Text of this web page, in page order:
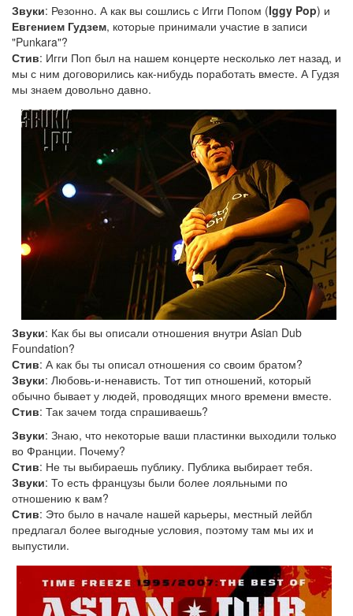
Звуки: Резонно. А как вы сошлись с Игги Попом (Iggy Pop) и
Евгением Гудзем, которые принимали участие в записи
"Punkara"?
Стив: Игги Поп был на нашем концерте несколько лет назад, и
мы с ним договорились как-нибудь поработать вместе. А Гудзя
мы знаем довольно давно.
Звуки: Как бы вы описали отношения внутри Asian Dub
Foundation?
Стив: А как бы ты описал отношения со своим братом?
Звуки: Любовь-и-ненависть. Тот тип отношений, который
обычно бывает у людей, проводящих много времени вместе.
Стив: Так зачем тогда спрашиваешь?
Звуки: Знаю, что некоторые ваши пластинки выходили только
во Франции. Почему?
Стив: Не ты выбираешь публику. Публика выбирает тебя.
Звуки: То есть французы были более лояльными по
отношению к вам?
Стив: Это было в начале нашей карьеры, местный лейбл
предлагал более выгодные условия, поэтому там мы их и
выпустили.